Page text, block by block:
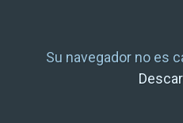
Su navegador no es